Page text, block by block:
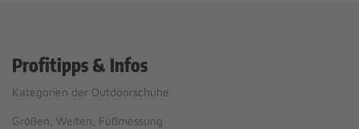
Profitipps & Infos
Kategorien der Outdoorschuhe
Größen, Weiten, Fußmessung